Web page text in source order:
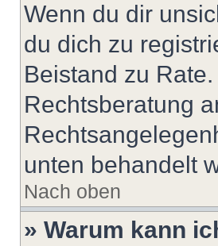
Wenn du dir
du dich zu
Beistand zu
Rechtsberatung
unten behandelt
Nach oben
» Warum kann